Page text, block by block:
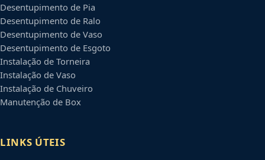
Desentupimento de Pia
Desentupimento de Ralo
Desentupimento de Vaso
Desentupimento de Esgoto
Instalação de Torneira
Instalação de Vaso
Instalação de Chuveiro
Manutenção de Box
LINKS ÚTEIS